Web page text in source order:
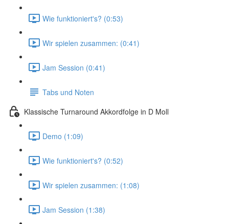
Wie funktioniert's? (0:53)
Wir spielen zusammen: (0:41)
Jam Session (0:41)
Tabs und Noten
Klassische Turnaround Akkordfolge in D Moll
Demo (1:09)
Wie funktioniert's? (0:52)
Wir spielen zusammen: (1:08)
Jam Session (1:38)